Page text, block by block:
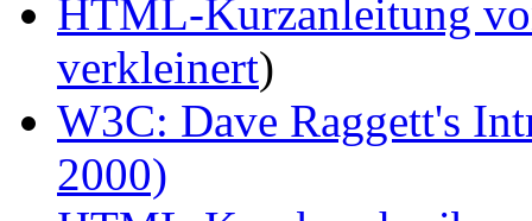
HTML-Kurzanleitung
verkleinert)
W3C: Dave Raggett's
2000)